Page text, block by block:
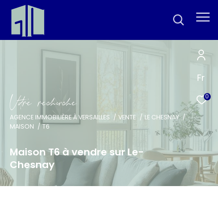
Fr
0
Vore recece
AGENCE IMMOBILIÈRE À VERSAILLES VENTE
LE CHESNAY
MAISON
T6
Maison T6 à vendre sur Le-
Chesnay